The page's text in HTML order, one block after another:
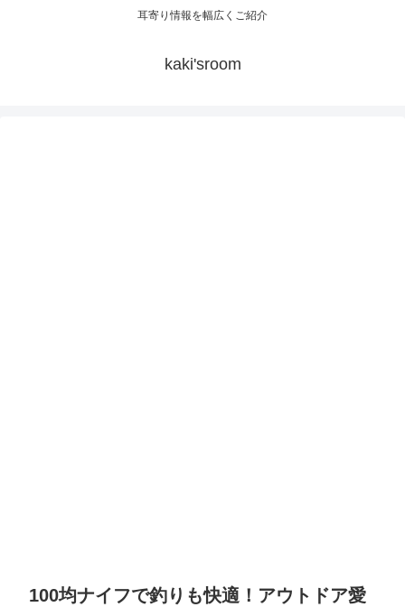
耳寄り情報を幅広くご紹介
kaki'sroom
100均ナイフで釣りも快適！アウトドア愛